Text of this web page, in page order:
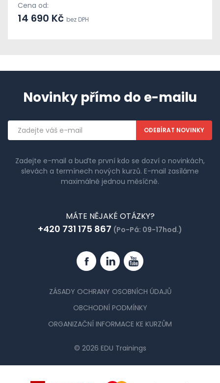
Cena od:
14 690 Kč bez DPH
Novinky přímo do e-mailu
Emailová
adresa
Zadejte e-mail a buďte první kdo se dozví o novinkách,
slevách a termínech nových kurzů. E-mail zasíláme
maximálně jednou měsíčně.
MÁTE NĚJAKÉ OTÁZKY?
+420 731 175 867 (Po-Pá: 09-17hod.)
FacebookLinkedinYouTube
ZÁSADY OCHRANY OSOBNÍCH ÚDAJŮ
OBCHODNÍ PODMÍNKY
ORGANIZAČNÍ INFORMACE KE KURZŮM
© 2026 EDU Trainings